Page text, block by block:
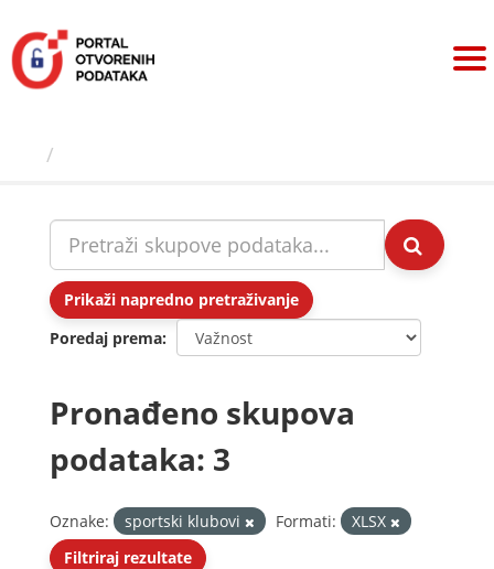
sadržaj
Prikaži napredno pretraživanje
Poredaj prema
Pronađeno skupova
podataka: 3
Oznake: sportski klubovi Formati:
XLSX
Filtriraj rezultate